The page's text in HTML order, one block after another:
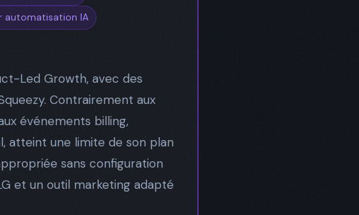
automatisation IA
Led Growth, avec des
Contrairement aux
événements billing,
atteint une limite de son plan
sans configuration
et un outil marketing adapté